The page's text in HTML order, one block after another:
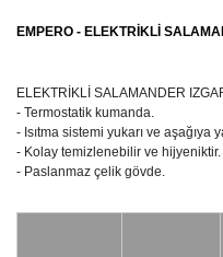
EMPERO - ELEKTRİKLİ
ELEKTRİKLİ SALAMANDER
- Termostatik kumanda.
- Isıtma sistemi yukarı ve aşağıya
- Kolay temizlenebilir ve hijyeniktir.
- Paslanmaz çelik gövde.